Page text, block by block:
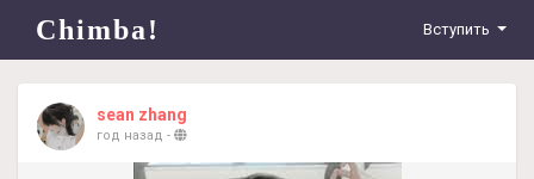
Chimba! Вступить
sean zhang
год назад -